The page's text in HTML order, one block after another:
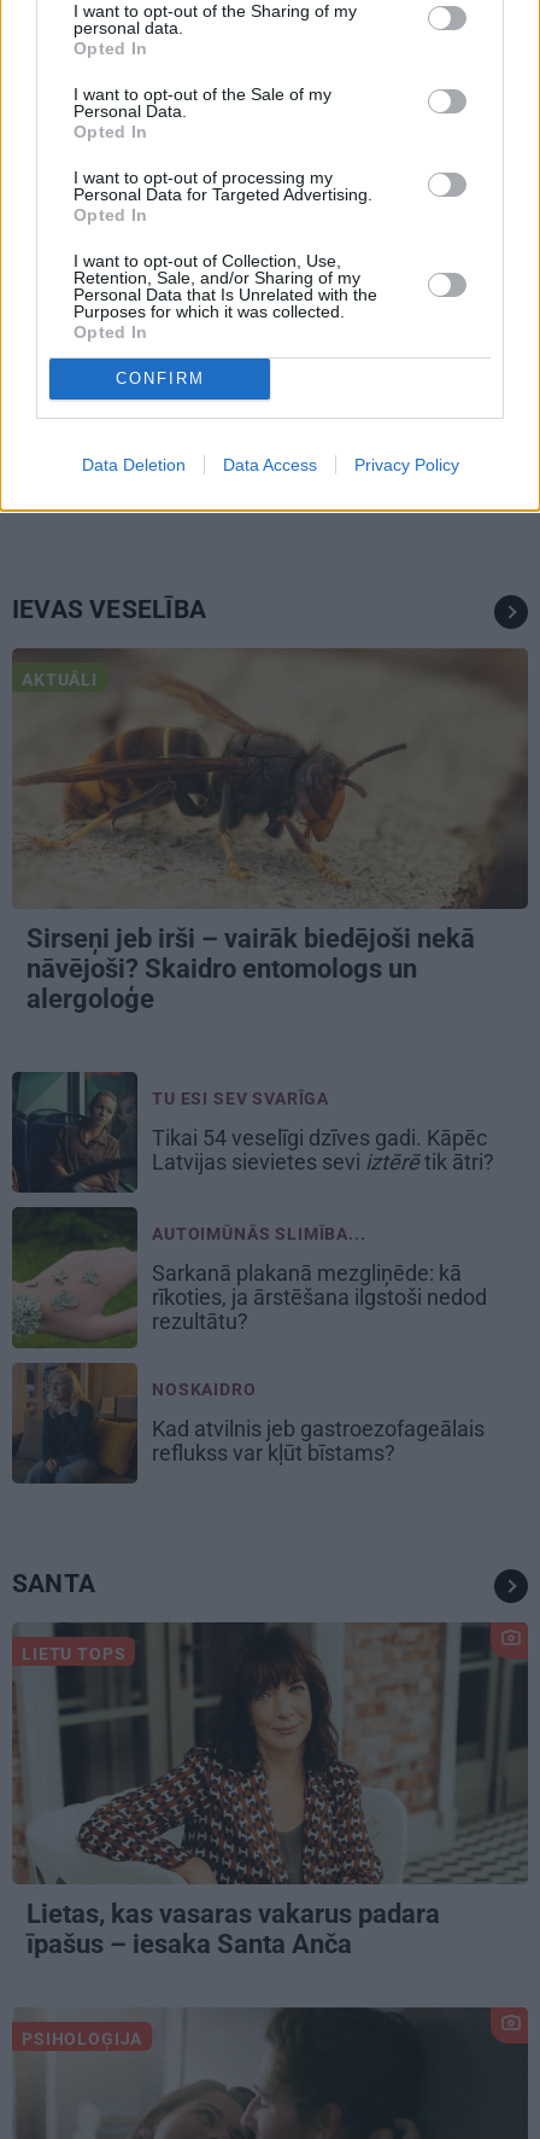
I want to opt-out of the Sharing of my
personal data.
Opted In
I want to opt-out of the Sale of my
Personal Data.
Opted In
I want to opt-out of processing my
Personal Data for Targeted Advertising.
Opted In
I want to opt-out of Collection, Use,
Retention, Sale, and/or Sharing of my
Personal Data that Is Unrelated with the
Purposes for which it was collected.
Opted In
CONFIRM
Data Deletion Data Access Privacy Policy
karaliskajā ģimenē piedzimusi princesīte
IEVAS VESELĪBA
AKTUĀLI
Sirseņi jeb irši – vairāk biedējoši nekā
nāvējoši? Skaidro entomologs un
alergoloģe
TU ESI SEV SVARĪGA
Tikai 54 veselīgi dzīves gadi. Kāpēc
Latvijas sievietes sevi iztērētik ātri?
AUTOIMŪNĀS SLIMĪBA...
Sarkanā plakanā mezgliņēde: kā
rīkoties, ja ārstēšana ilgstoši nedod
rezultātu?
NOSKAIDRO
Kad atvilnis jeb gastroezofageālais
reflukss var kļūt bīstams?
SANTA
LIETU TOPS
Lietas, kas vasaras vakarus padara
īpašus – iesaka Santa Anča
PSIHOLOĢIJA